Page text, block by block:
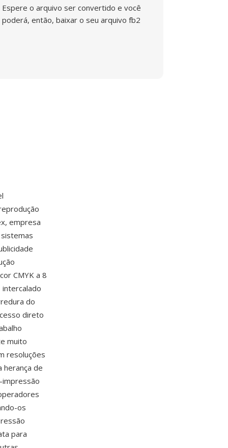
Espere o arquivo ser convertido e você
poderá, então, baixar o seu arquivo fb2
empresa
CMYK a 8
do
direto
muito
resoluções
herança de
impressão
os
para